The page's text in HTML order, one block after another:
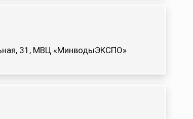
31, МВЦ «МинводыЭКСПО»